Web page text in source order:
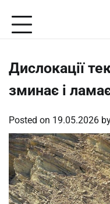
content
Дислокації
зминає і
Posted on 19.05.2026